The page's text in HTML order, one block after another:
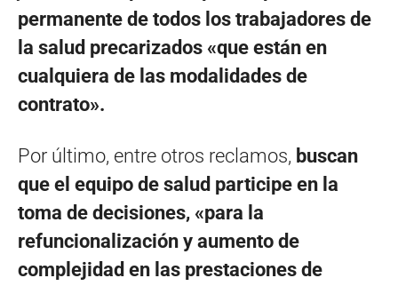
permanente de todos los trabajadores de
la salud precarizados «que están en
cualquiera de las modalidades de
contrato».
Por último, entre otros reclamos, buscan
que el equipo de salud participe en la
toma de decisiones, «para la
refuncionalización y aumento de
complejidad en las prestaciones de